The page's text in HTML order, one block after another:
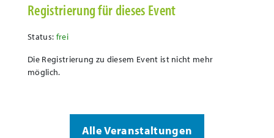
Registrierung für dieses Event
Status: frei
Die Registrierung zu diesem Event ist nicht mehr
möglich.
Alle Veranstaltungen